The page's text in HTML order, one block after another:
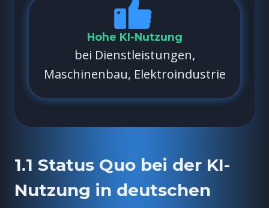
Hohe KI-Nutzung
bei Dienstleistungen,
Maschinenbau, Elektroindustrie
1.1 Status Quo bei der KI-
Nutzung in deutschen